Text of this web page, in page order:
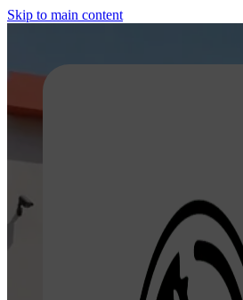
Skip to main content